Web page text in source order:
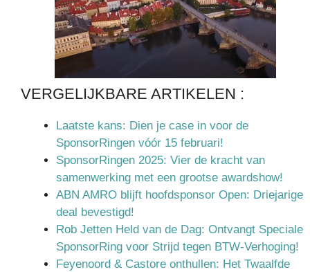
VERGELIJKBARE ARTIKELEN :
Laatste kans: Dien je case in voor de
SponsorRingen vóór 15 februari!
SponsorRingen 2025: Vier de kracht van
samenwerking met een grootse awardshow!
ABN AMRO blijft hoofdsponsor Open: Driejarige
deal bevestigd!
Rob Jetten Held van de Dag: Ontvangt Speciale
SponsorRing voor Strijd tegen BTW-Verhoging!
Feyenoord & Castore onthullen: Het Twaalfde